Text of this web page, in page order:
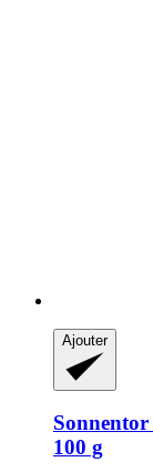
Ajouter
Sonnentor
100 g